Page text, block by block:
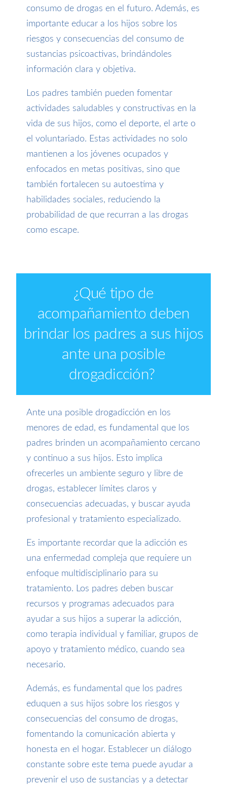
consumo de drogas en el futuro. Además, es
importante educar a los hijos sobre los
riesgos y consecuencias del consumo de
sustancias psicoactivas, brindándoles
información clara y objetiva.
Los padres también pueden fomentar
actividades saludables y constructivas en la
vida de sus hijos, como el deporte, el arte o
el voluntariado. Estas actividades no solo
mantienen a los jóvenes ocupados y
enfocados en metas positivas, sino que
también fortalecen su autoestima y
habilidades sociales, reduciendo la
probabilidad de que recurran a las drogas
como escape.
¿Qué tipo de
acompañamiento deben
brindar los padres a sus hijos
ante una posible
drogadicción?
Ante una posible drogadicción en los
menores de edad, es fundamental que los
padres brinden un acompañamiento cercano
y continuo a sus hijos. Esto implica
ofrecerles un ambiente seguro y libre de
drogas, establecer límites claros y
consecuencias adecuadas, y buscar ayuda
profesional y tratamiento especializado.
Es importante recordar que la adicción es
una enfermedad compleja que requiere un
enfoque multidisciplinario para su
tratamiento. Los padres deben buscar
recursos y programas adecuados para
ayudar a sus hijos a superar la adicción,
como terapia individual y familiar, grupos de
apoyo y tratamiento médico, cuando sea
necesario.
Además, es fundamental que los padres
eduquen a sus hijos sobre los riesgos y
consecuencias del consumo de drogas,
fomentando la comunicación abierta y
honesta en el hogar. Establecer un diálogo
constante sobre este tema puede ayudar a
prevenir el uso de sustancias y a detectar